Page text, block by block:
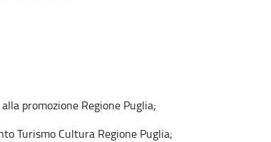
promozione Regione Puglia;
Turismo Cultura Regione Puglia;